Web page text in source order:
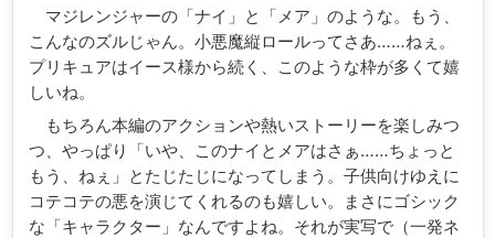
マジレンジャーの「ナイ」と「メア」のような。もう、
こんなのズルじゃん。小悪魔縦ロールってさあ……ねぇ。
プリキュアはイース様から続く、このような枠が多くて嬉
しいね。
もちろん本編のアクションや熱いストーリーを楽しみつ
つ、やっぱり「いや、このナイとメアはさぁ……ちょっと
もう、ねぇ」とたじたじになってしまう。子供向けゆえに
コテコテの悪を演じてくれるのも嬉しい。まさにゴシック
な「キャラクター」なんですよね。それが実写で（一発ネ